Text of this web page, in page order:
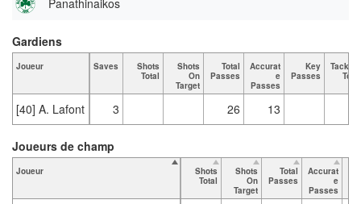
Joueur Saves
Shots
Total
Shots
On
Target
Total
Passes
Accurat
e
Passes
Key
Passes
Tackles
Total
[40] A. Lafont 3 26 13
Gardiens
Joueur
Shots
Total
Shots
On
Target
Total
Passes
Accurat
e
Passes
Joueurs de champ